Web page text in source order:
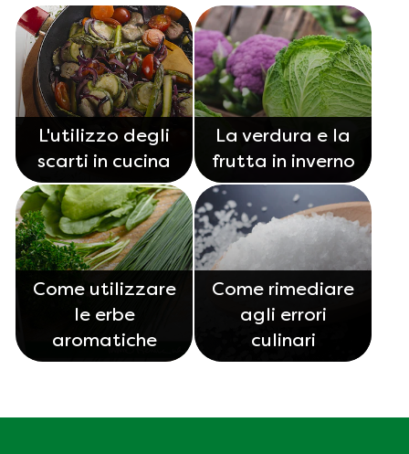
L'utilizzo degli
scarti in cucina
La verdura e la
frutta in inverno
Come utilizzare
le erbe
aromatiche
Come rimediare
agli errori
culinari